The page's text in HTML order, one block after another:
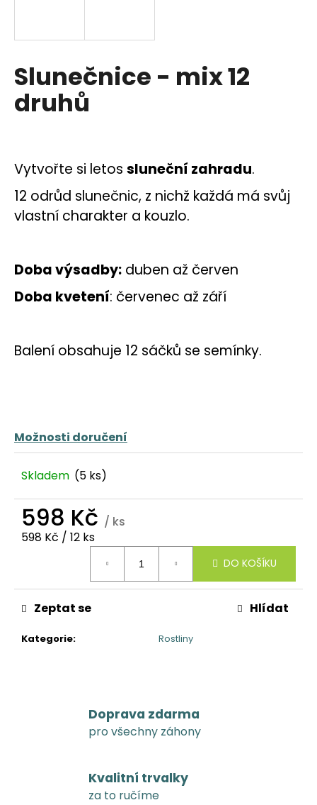
Slunečnice - mix 12
druhů
Vytvořte si letos sluneční zahradu.
12 odrůd slunečnic, z nichž každá má svůj
vlastní charakter a kouzlo.
Doba výsadby: duben až červen
Doba kvetení: červenec až září
Balení obsahuje 12 sáčků se semínky.
Možnosti doručení
Skladem (5 ks)
598 Kč / ks
Měrná
598 Kč / 12 ks
DO KOŠÍKU
Kategorie: Rostliny
Zeptat se Hlídat
Doprava zdarma
pro všechny záhony
Kvalitní trvalky
za to ručíme
j
t
?
HLEDAT
D
o
r
u
j